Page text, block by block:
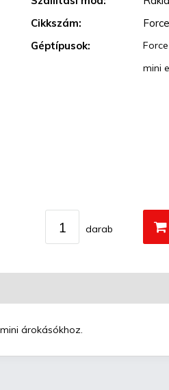
Cikkszám:
Géptípusok:
mini
darab
árokásókhoz.